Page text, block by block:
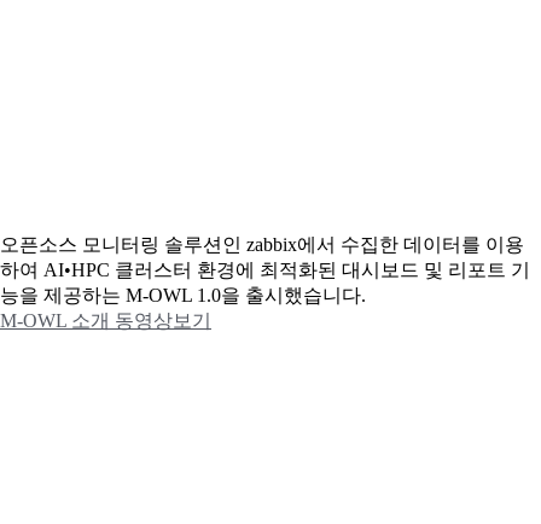
오픈소스 모니터링 솔루션인 zabbix에서 수집한 데이터를 이용
하여 AI•HPC 클러스터 환경에 최적화된 대시보드 및 리포트 기
능을 제공하는 M-OWL 1.0을 출시했습니다.
M-OWL 소개 동영상보기